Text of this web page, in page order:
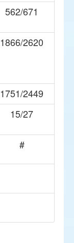
562/671
1866/2620
1751/2449
15/27
#